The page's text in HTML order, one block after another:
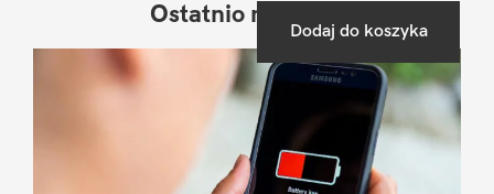
Dodaj do koszyka
Sidebar
Ostatnio na blogu